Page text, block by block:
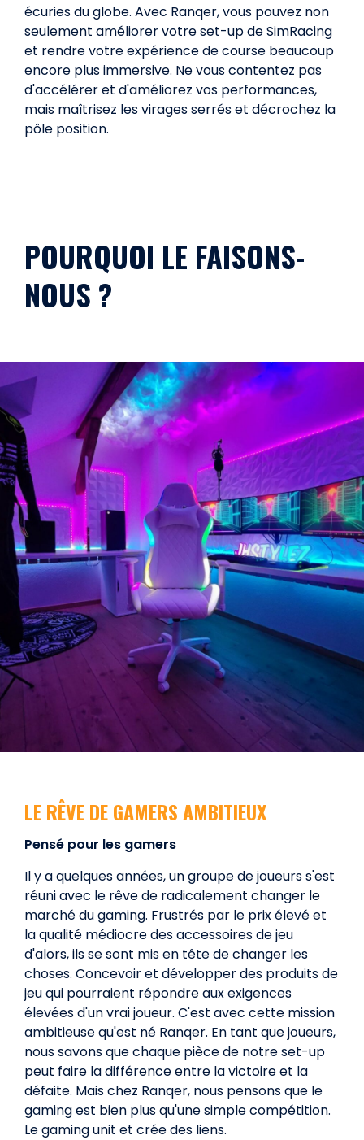
écuries du globe. Avec Ranqer, vous pouvez non
seulement améliorer votre set-up de SimRacing
et rendre votre expérience de course beaucoup
encore plus immersive. Ne vous contentez pas
d'accélérer et d'améliorez vos performances,
mais maîtrisez les virages serrés et décrochez la
pôle position.
POURQUOI LE FAISONS-
NOUS ?
LE RÊVE DE GAMERS AMBITIEUX
Pensé pour les gamers
Il y a quelques années, un groupe de joueurs s'est
réuni avec le rêve de radicalement changer le
marché du gaming. Frustrés par le prix élevé et
la qualité médiocre des accessoires de jeu
d'alors, ils se sont mis en tête de changer les
choses. Concevoir et développer des produits de
jeu qui pourraient répondre aux exigences
élevées d'un vrai joueur. C'est avec cette mission
ambitieuse qu'est né Ranqer. En tant que joueurs,
nous savons que chaque pièce de notre set-up
peut faire la différence entre la victoire et la
défaite. Mais chez Ranqer, nous pensons que le
gaming est bien plus qu'une simple compétition.
Le gaming unit et crée des liens.